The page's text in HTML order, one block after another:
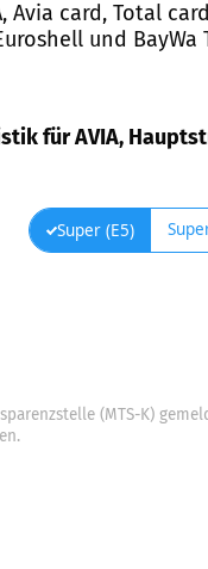
Avia card, Total
und BayWa
für AVIA,
Super (E5)
(MTS-K)